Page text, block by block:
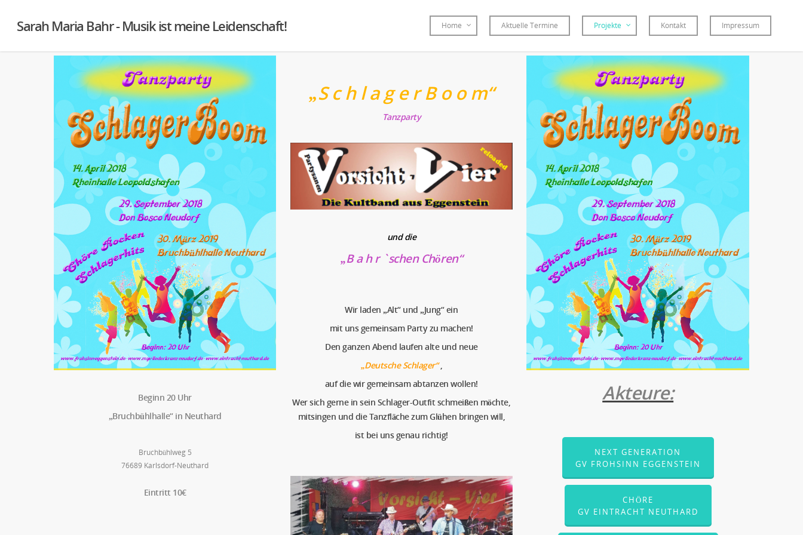
Sarah Maria Bahr - Musik ist meine Leidenschaft! Home Aktuelle Termine Projekte Kontakt Impressum
Beginn 20 Uhr
„Bruchbühlhalle“ in Neuthard
Bruchbühlweg 5
76689 Karlsdorf-Neuthard
Eintritt 10€
„S c h l a g e r B o o m“
Tanzparty
und die
„B a h r `schen Chören“
Wir laden „Alt“ und „Jung“ ein
mit uns gemeinsam Party zu machen!
Den ganzen Abend laufen alte und neue
„Deutsche Schlager“
auf die wir gemeinsam abtanzen wollen!
Wer sich gerne in sein Schlager-Outfit schmeißen möchte,
mitsingen und die Tanzfläche zum Glühen bringen will,
ist bei uns genau richtig!
Akteure:
NEXT GENERATION
GV FROHSINN EGGENSTEIN
CHÖRE
GV EINTRACHT NEUTHARD